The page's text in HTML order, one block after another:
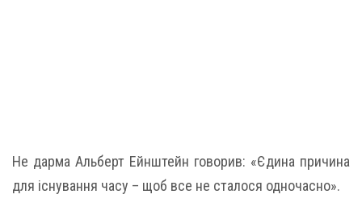
Не дарма Альберт Ейнштейн говорив: «Єдина причина
для існування часу – щоб все не сталося одночасно».